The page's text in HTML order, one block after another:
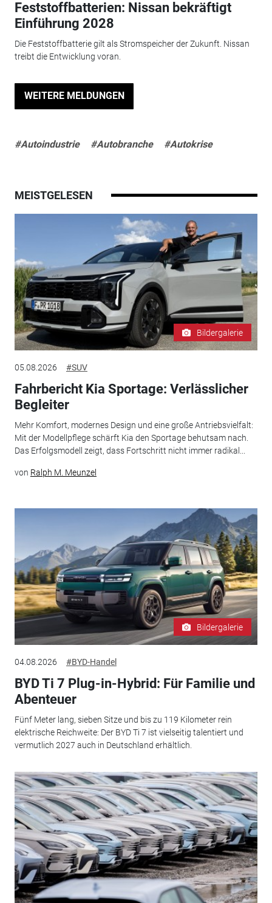
Feststoffbatterien: Nissan bekräftigt
Einführung 2028
Die Feststoffbatterie gilt als Stromspeicher der Zukunft. Nissan
treibt die Entwicklung voran.
WEITERE MELDUNGEN
#Autoindustrie #Autobranche #Autokrise
MEISTGELESEN
Bildergalerie
05.08.2026 #SUV
Fahrbericht Kia Sportage: Verlässlicher
Begleiter
Mehr Komfort, modernes Design und eine große Antriebsvielfalt:
Mit der Modellpflege schärft Kia den Sportage behutsam nach.
Das Erfolgsmodell zeigt, dass Fortschritt nicht immer radikal...
von Ralph M. Meunzel
Bildergalerie
04.08.2026 #BYD-Handel
BYD Ti 7 Plug-in-Hybrid: Für Familie und
Abenteuer
Fünf Meter lang, sieben Sitze und bis zu 119 Kilometer rein
elektrische Reichweite: Der BYD Ti 7 ist vielseitig talentiert und
vermutlich 2027 auch in Deutschland erhältlich.